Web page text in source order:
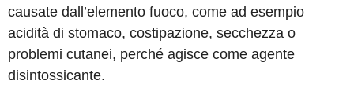
causate dall’elemento fuoco, come ad esempio
acidità di stomaco, costipazione, secchezza o
problemi cutanei, perché agisce come agente
disintossicante.